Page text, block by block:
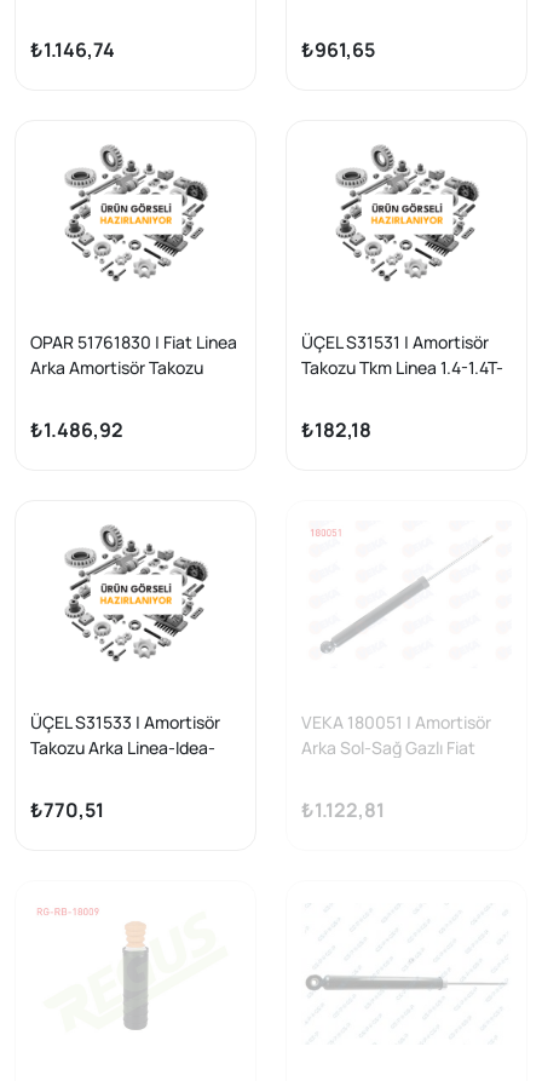
₺1.146,74 ₺961,65
OPAR 51761830 | Fiat Linea
Arka Amortisör Takozu
JTD 05-
₺1.486,92
ÜÇEL S31531 | Amortisör
Takozu Tkm Linea 1.4-1.4T-
₺182,18
ÜÇEL S31533 | Amortisör
Takozu Arka Linea-Idea-
₺770,51
VEKA 180051 | Amortisör
Arka Sol-Sağ Gazlı Fiat
₺1.122,81